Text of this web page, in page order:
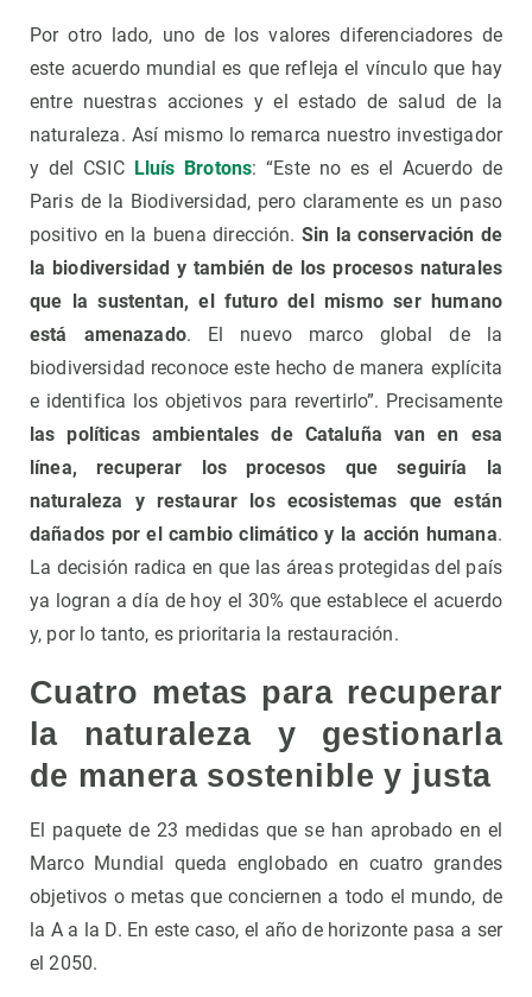
Por otro lado, uno de los valores diferenciadores de
este acuerdo mundial es que refleja el vínculo que hay
entre nuestras acciones y el estado de salud de la
naturaleza. Así mismo lo remarca nuestro investigador
y del CSIC Lluís Brotons: “Este no es el Acuerdo de
Paris de la Biodiversidad, pero claramente es un paso
positivo en la buena dirección. Sin la conservación de
la biodiversidad y también de los procesos naturales
que la sustentan, el futuro del mismo ser humano
está amenazado. El nuevo marco global de la
biodiversidad reconoce este hecho de manera explícita
e identifica los objetivos para revertirlo”. Precisamente
las políticas ambientales de Cataluña van en esa
línea, recuperar los procesos que seguiría la
naturaleza y restaurar los ecosistemas que están
dañados por el cambio climático y la acción humana.
La decisión radica en que las áreas protegidas del país
ya logran a día de hoy el 30% que establece el acuerdo
y, por lo tanto, es prioritaria la restauración.
Cuatro metas para recuperar
la naturaleza y gestionarla
de manera sostenible y justa
El paquete de 23 medidas que se han aprobado en el
Marco Mundial queda englobado en cuatro grandes
objetivos o metas que conciernen a todo el mundo, de
la A a la D. En este caso, el año de horizonte pasa a ser
el 2050.